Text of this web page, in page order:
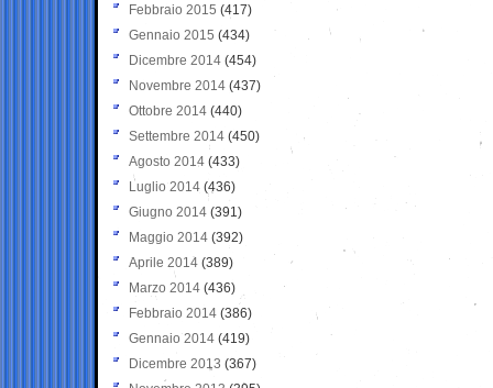
Febbraio 2015 (417)
Gennaio 2015 (434)
Dicembre 2014 (454)
Novembre 2014 (437)
Ottobre 2014 (440)
Settembre 2014 (450)
Agosto 2014 (433)
Luglio 2014 (436)
Giugno 2014 (391)
Maggio 2014 (392)
Aprile 2014 (389)
Marzo 2014 (436)
Febbraio 2014 (386)
Gennaio 2014 (419)
Dicembre 2013 (367)